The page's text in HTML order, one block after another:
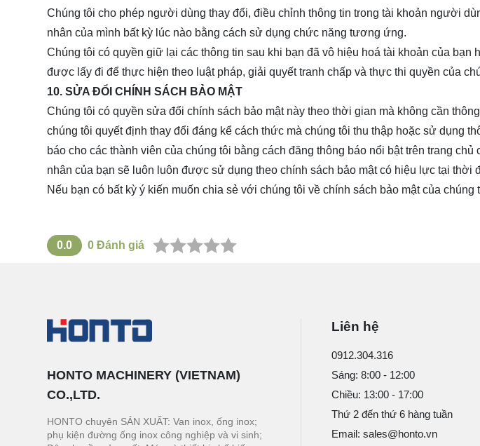
Chúng tôi cho phép người dùng thay đổi, điều chỉnh thông tin trong tài khoản người
nhân của mình bất kỳ lúc nào bằng cách sử dụng chức năng tương ứng.
Chúng tôi có quyền giữ lại các thông tin sau khi bạn đã vô hiệu hoá tài khoản của bạn
được lấy đi để thực hiện theo luật pháp, giải quyết tranh chấp và thực thi quyền của
10. SỬA ĐỔI CHÍNH SÁCH BẢO MẬT
Chúng tôi có quyền sửa đổi chính sách bảo mật này theo thời gian mà không cần
chúng tôi quyết định thay đổi đáng kể cách thức mà chúng tôi thu thập hoặc sử dụng
báo cho các thành viên của chúng tôi bằng cách đăng thông báo nổi bật trên trang chủ
nhân của bạn sẽ luôn luôn được sử dụng theo chính sách bảo mật có hiệu lực tại thời
Nếu bạn có bất kỳ ý kiến muốn chia sẻ với chúng tôi về chính sách bảo mật của
0.0 0 Đánh giá
HONTO MACHINERY (VIETNAM)
CO.,LTD.
HONTO chuyên SẢN XUẤT: Van inox, ống inox;
phụ kiện đường ống inox công nghiệp và vi sinh;
Liên hệ
0912.304.316
Sáng: 8:00 - 12:00
Chiều: 13:00 - 17:00
Thứ 2 đến thứ 6 hàng tuần
Email: sales@honto.vn